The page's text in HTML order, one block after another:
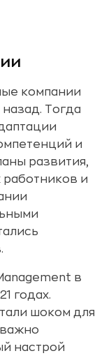
компании
Тогда
и
развития,
и
в
годах.
шоком для
настрой